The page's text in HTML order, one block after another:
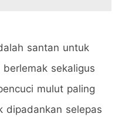
santan untuk
sekaligus
mulut paling
dipadankan selepas